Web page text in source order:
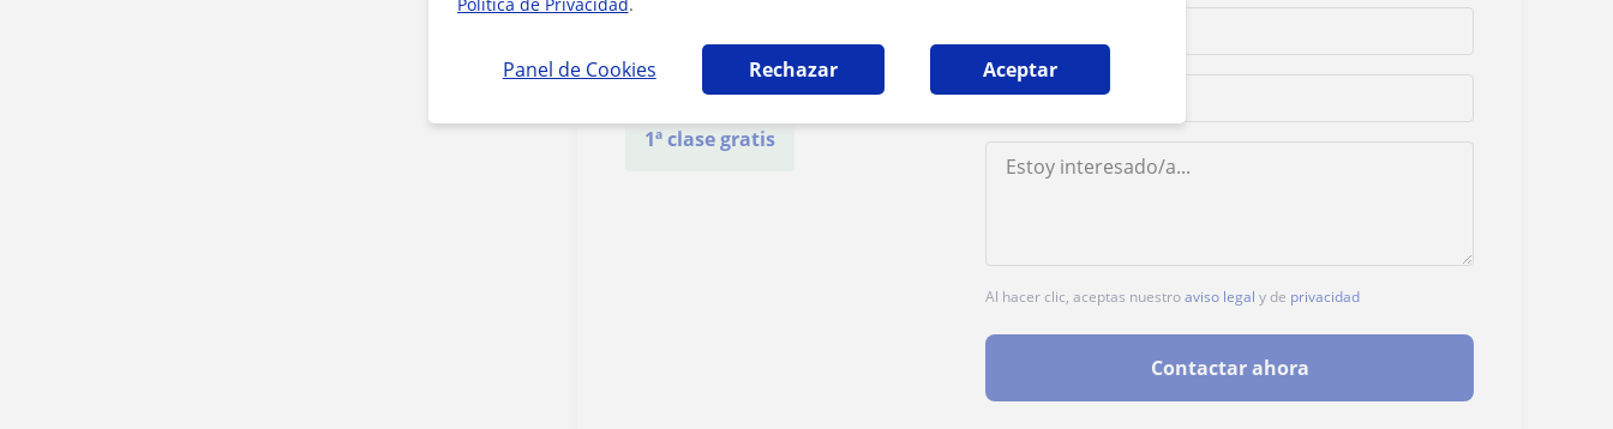
Panel de Cookies Rechazar Aceptar
Tarifa €/h
1ª clase gratis
Al hacer clic, aceptas nuestroaviso legal y de privacidad
Contactar ahora